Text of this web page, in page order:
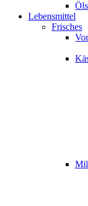
Lebensmittel
Frisches